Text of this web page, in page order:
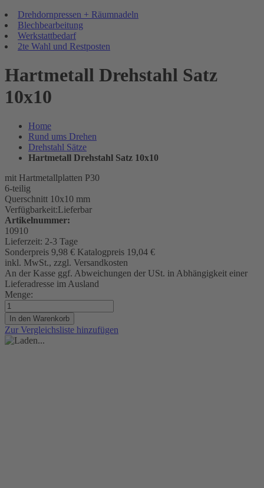
Drehdornpressen + Räumnadeln
Blechbearbeitung
Werkstattbedarf
2te Wahl und Restposten
Hartmetall Drehstahl Satz
10x10
Home
Rund ums Drehen
Drehstahl Sätze
Hartmetall Drehstahl Satz 10x10
mit Hartmetallplatten P30
6-teilig
Querschnitt 10x10 mm
Verfügbarkeit:Lieferbar
Artikelnummer:
10910
Lieferzeit: 2-3 Tage
Sonderpreis 9,98 € Katalogpreis 19,04 €
inkl. MwSt., zzgl. Versandkosten
An der Kasse ggf. Abweichungen der USt. in Abhängigkeit einer
Lieferadresse im Ausland
Menge:
In den Warenkorb
Zur Vergleichsliste hinzufügen